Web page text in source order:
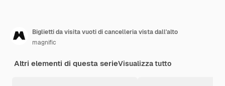
Biglietti da visita vuoti di cancelleria vista dall'alto
magnific
Altri elementi di questa serieVisualizza tutto